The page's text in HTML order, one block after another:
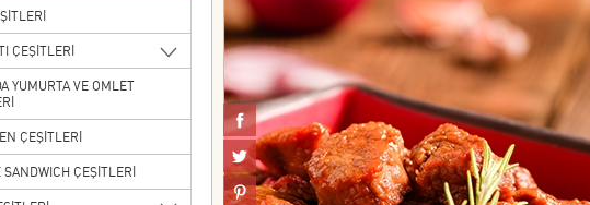
ÇEŞİTLERİ
YUMURTA VE OMLET
ÇEŞİTLERİ
SANDWICH ÇEŞİTLERİ